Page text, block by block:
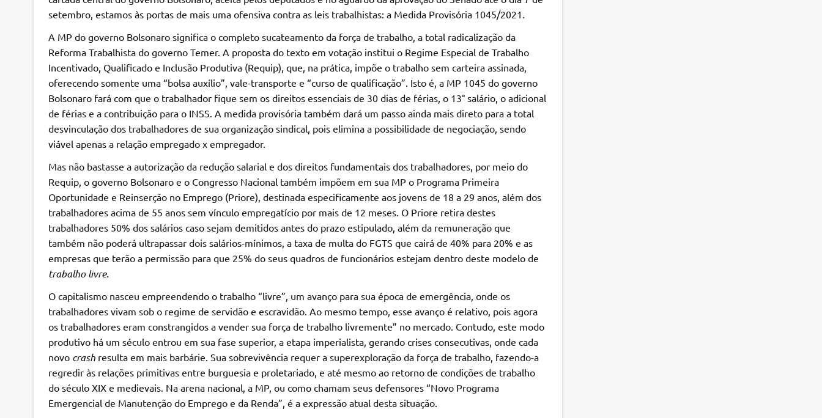
setembro, estamos às portas de mais uma ofensiva contra as leis trabalhistas: a Medida Provisória 1045/2021.
A MP do governo Bolsonaro significa o completo sucateamento da força de trabalho, a total radicalização da
Reforma Trabalhista do governo Temer. A proposta do texto em votação institui o Regime Especial de Trabalho
Incentivado, Qualificado e Inclusão Produtiva (Requip), que, na prática, impõe o trabalho sem carteira assinada,
oferecendo somente uma “bolsa auxílio”, vale-transporte e “curso de qualificação”. Isto é, a MP 1045 do governo
Bolsonaro fará com que o trabalhador fique sem os direitos essenciais de 30 dias de férias, o 13° salário, o adicional
de férias e a contribuição para o INSS. A medida provisória também dará um passo ainda mais direto para a total
desvinculação dos trabalhadores de sua organização sindical, pois elimina a possibilidade de negociação, sendo
viável apenas a relação empregado x empregador.
Mas não bastasse a autorização da redução salarial e dos direitos fundamentais dos trabalhadores, por meio do
Requip, o governo Bolsonaro e o Congresso Nacional também impõem em sua MP o Programa Primeira
Oportunidade e Reinserção no Emprego (Priore), destinada especificamente aos jovens de 18 a 29 anos, além dos
trabalhadores acima de 55 anos sem vínculo empregatício por mais de 12 meses. O Priore retira destes
trabalhadores 50% dos salários caso sejam demitidos antes do prazo estipulado, além da remuneração que
também não poderá ultrapassar dois salários-mínimos, a taxa de multa do FGTS que cairá de 40% para 20% e as
empresas que terão a permissão para que 25% do seus quadros de funcionários estejam dentro deste modelo de
trabalho livre.
O capitalismo nasceu empreendendo o trabalho “livre”, um avanço para sua época de emergência, onde os
trabalhadores vivam sob o regime de servidão e escravidão. Ao mesmo tempo, esse avanço é relativo, pois agora
os trabalhadores eram constrangidos a vender sua força de trabalho livremente” no mercado. Contudo, este modo
produtivo há um século entrou em sua fase superior, a etapa imperialista, gerando crises consecutivas, onde cada
novo crash resulta em mais barbárie. Sua sobrevivência requer a superexploração da força de trabalho, fazendo-a
regredir às relações primitivas entre burguesia e proletariado, e até mesmo ao retorno de condições de trabalho
do século XIX e medievais. Na arena nacional, a MP, ou como chamam seus defensores “Novo Programa
Emergencial de Manutenção do Emprego e da Renda”, é a expressão atual desta situação.